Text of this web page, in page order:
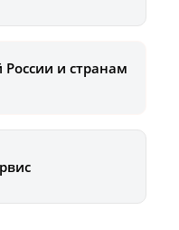
и странам